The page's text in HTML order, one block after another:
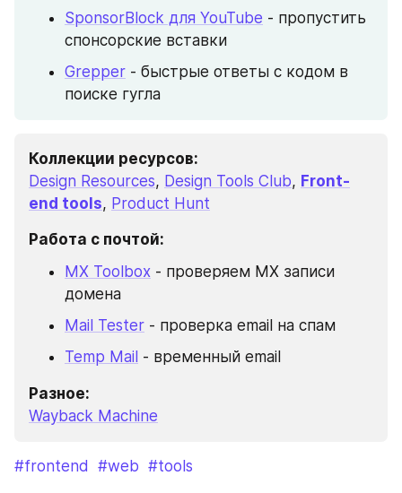
SponsorBlock для YouTube - пропустить
спонсорские вставки
Grepper - быстрые ответы с кодом в
поиске гугла
Коллекции ресурсов:
Design Resources, Design Tools Club, Front-
end tools, Product Hunt
Работа с почтой:
MX Toolbox - проверяем MX записи
домена
Mail Tester - проверка email на спам
Temp Mail - временный email
Wayback Machine
#frontend #web #tools